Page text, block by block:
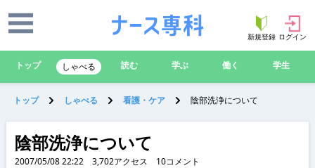
新規登録 ログイン
トップ しゃべる 読む 学ぶ 働く 学生
トップ しゃべる 看護・ケア 陰部洗浄について
陰部洗浄について
2007/05/08 22:22 3,702アクセス 10コメント